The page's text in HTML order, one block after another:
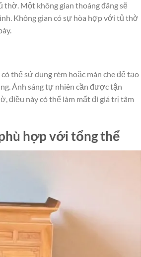
Một không gian thoáng đãng sẽ
Không gian có sự hòa hợp với tủ thờ
thể sử dụng rèm hoặc màn che để tạo
Ánh sáng tự nhiên cần được tận
điều này có thể làm mất đi giá trị tâm
hợp với tổng thể